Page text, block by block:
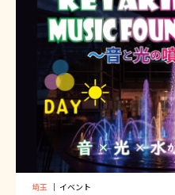
埼玉 ｜ イベント